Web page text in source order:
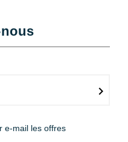
e-mail les offres